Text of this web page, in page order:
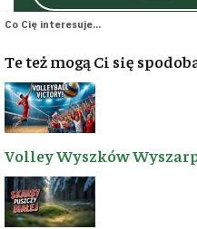
Co Cię interesuje...
Te też mogą Ci się
Volley Wyszków
🚴‍♂️ 25 LAT NA SZLAKU